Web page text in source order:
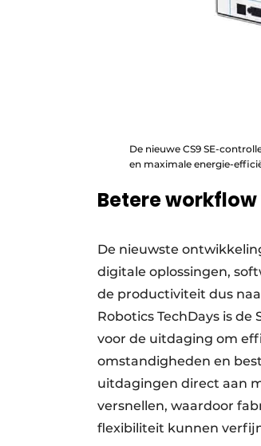
De nieuwe CS9 SE-
en maximale energie-
Betere
De nieuwste
digitale oplossingen,
de productiviteit dus
Robotics TechDays is
voor de uitdaging om
omstandigheden en
uitdagingen direct aan
versnellen, waardoor
flexibiliteit kunnen